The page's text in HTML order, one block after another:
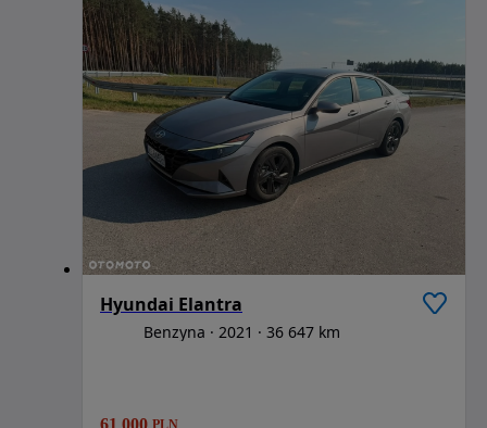
Hyundai Elantra
Benzyna 2021 36 647 km
61 000 PLN